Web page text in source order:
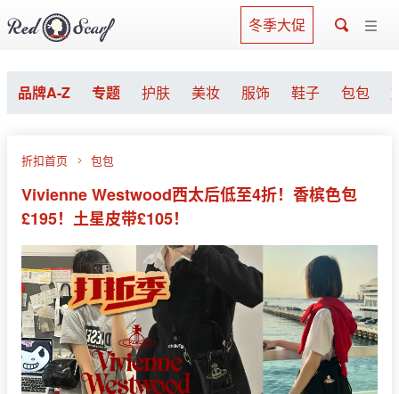
冬季大促
品牌A-Z 专题 护肤 美妆 服饰 鞋子 包包
折扣首页 包包
Vivienne Westwood西太后低至4折！香槟色包
£195！土星皮带£105！